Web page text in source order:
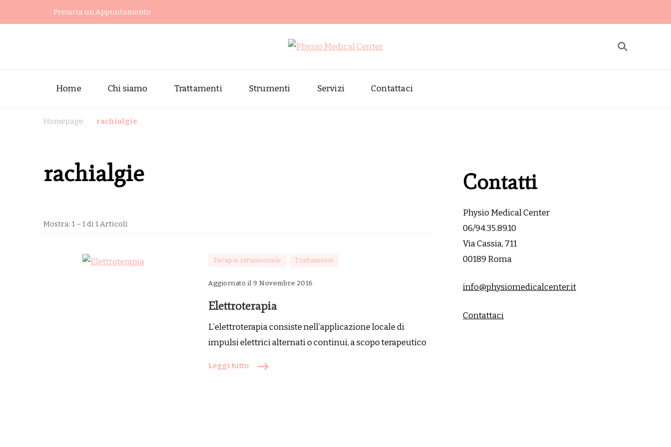
Prenota un Appuntamento
Physio Medical Center
Home Chi siamo Trattamenti Strumenti Servizi Contattaci
Homepage rachialgie
rachialgie
Mostra: 1 – 1 di 1 Articoli
Aggiornato il 9 Novembre 2016
Terapia strumentale Trattamenti
Elettroterapia
L’elettroterapia consiste nell’applicazione locale di
impulsi elettrici alternati o continui, a scopo terapeutico
Leggi tutto
Contatti
Physio Medical Center
06/94.35.89.10
Via Cassia, 711
00189 Roma
info@physiomedicalcenter.it
Contattaci